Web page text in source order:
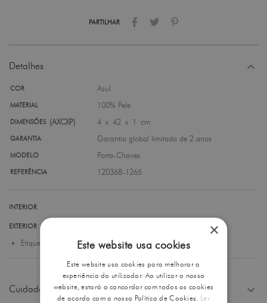
PARTILHAR
Detalhes expand_less
COR Azul
MATERIAL 100% Pele
DIMENSÕES (AXCXP) 4 x 42 x 1 cm
GARANTIA Garantia global limitada de 2 anos
MODELO Porta-Chaves
REFERÊNCIA 120368-1265
INTERIOR
EXTERIOR
Etiqueta de Identificação - Integrada, retrátil e personalizável.
Cuidados a Ter expand_more
×
Este website usa cookies
Este website usa cookies para melhorar a
experiência do utilizador. Ao utilizar o nosso
website, estará a concordar com todos os cookies
de acordo com a nossa Política de Cookies. Ler